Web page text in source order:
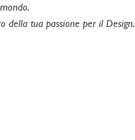
della tua passione per il Design.